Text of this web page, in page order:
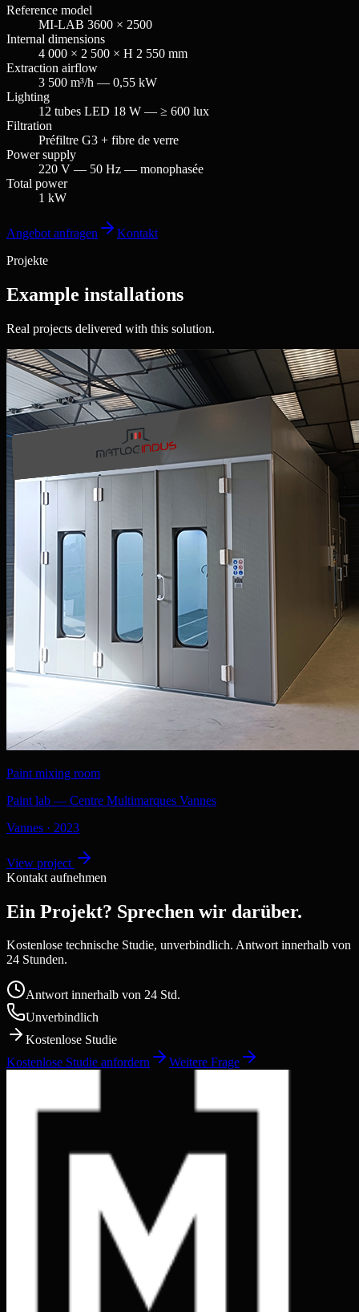
Reference model
MI-LAB 3600 × 2500
Internal dimensions
4 000 × 2 500 × H 2 550 mm
Extraction airflow
3 500 m³/h — 0,55 kW
Lighting
12 tubes LED 18 W — ≥ 600 lux
Filtration
Préfiltre G3 + fibre de verre
Power supply
220 V — 50 Hz — monophasée
Total power
1 kW
Angebot anfragen
Kontakt
Projekte
Example installations
Real projects delivered with this solution.
Paint mixing room
Paint lab — Centre Multimarques Vannes
Vannes · 2023
View project
Kontakt aufnehmen
Ein Projekt? Sprechen wir darüber.
Kostenlose technische Studie, unverbindlich. Antwort innerhalb von
24 Stunden.
Antwort innerhalb von 24 Std.
Unverbindlich
Kostenlose Studie
Kostenlose Studie anfordern
Weitere Frage